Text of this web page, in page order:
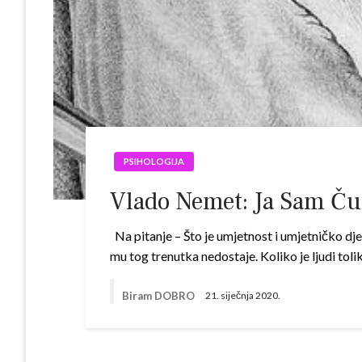
PSIHOLOGIJA
Vlado Nemet: Ja Sam
Na pitanje – Što je umjetnost i umjetničko
mu tog trenutka nedostaje. Koliko je ljudi
Biram DOBRO 21. siječnja 2020.